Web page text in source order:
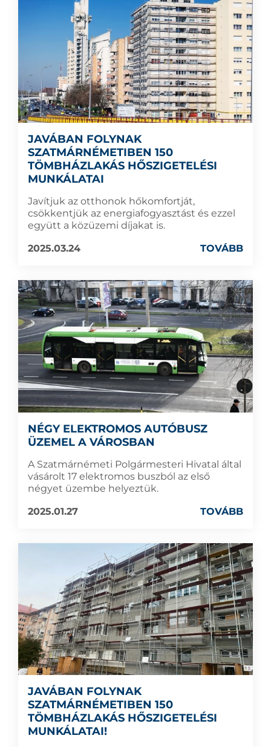
JAVÁBAN FOLYNAK
SZATMÁRNÉMETIBEN 150
TÖMBHÁZLAKÁS HŐSZIGETELÉSI
MUNKÁLATAI
Javítjuk az otthonok hőkomfortját,
csökkentjük az energiafogyasztást és ezzel
együtt a közüzemi díjakat is.
2025.03.24
TOVÁBB
NÉGY ELEKTROMOS AUTÓBUSZ
ÜZEMEL A VÁROSBAN
A Szatmárnémeti Polgármesteri Hivatal által
vásárolt 17 elektromos buszból az első
négyet üzembe helyeztük.
2025.01.27
TOVÁBB
JAVÁBAN FOLYNAK
SZATMÁRNÉMETIBEN 150
TÖMBHÁZLAKÁS HŐSZIGETELÉSI
MUNKÁLATAI!